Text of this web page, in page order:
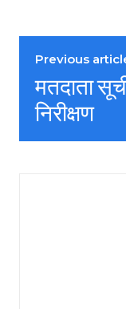
Previous
मतदाता
निरीक्षण